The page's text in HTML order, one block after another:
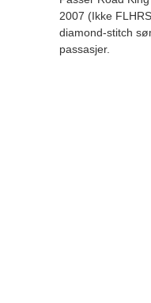
2007 (Ikke
diamond-stitch
passasjer.